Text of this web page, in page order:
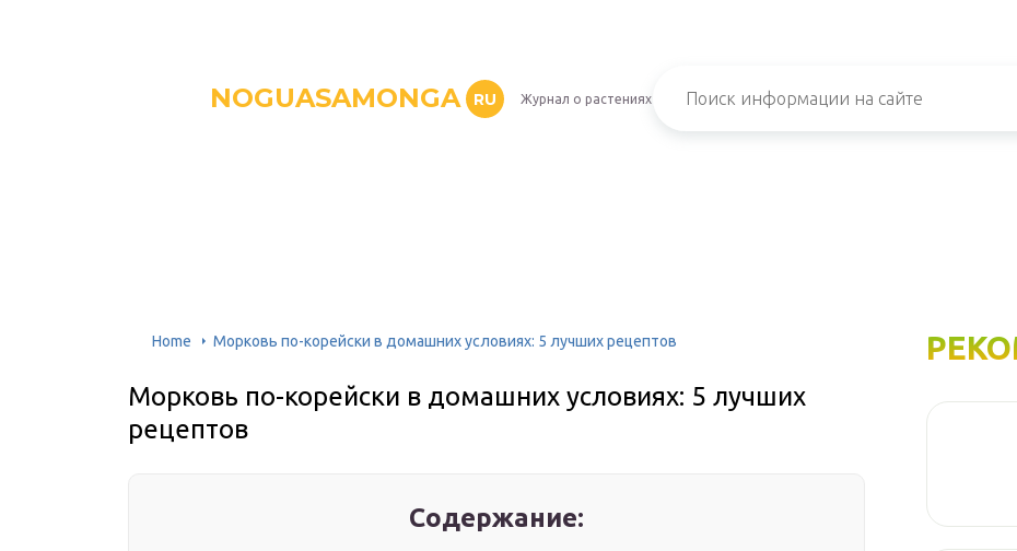
NOGUASAMONGA RU Журнал о растениях
Home Морковь по-корейски в домашних условиях: 5 лучших рецептов
Морковь по-корейски в домашних условиях: 5 лучших
рецептов
Содержание: